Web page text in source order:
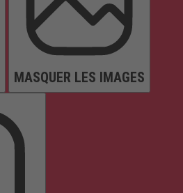
MASQUER LES IMAGES